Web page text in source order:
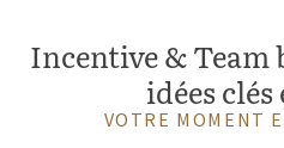
Incentive & Team
idées
VOTRE MOMENT